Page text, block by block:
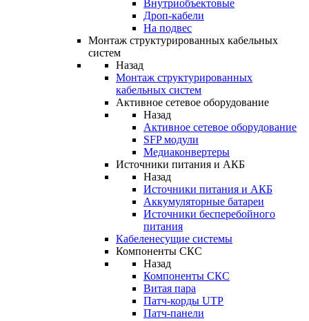
Внутриобъектовые
Дроп-кабели
На подвес
Монтаж структурированных кабельных
систем
Назад
Монтаж структурированных
кабельных систем
Активное сетевое оборудование
Назад
Активное сетевое оборудование
SFP модули
Медиаконвертеры
Источники питания и АКБ
Назад
Источники питания и АКБ
Аккумуляторные батареи
Источники бесперебойного
питания
Кабеленесущие системы
Компоненты СКС
Назад
Компоненты СКС
Витая пара
Патч-корды UTP
Патч-панели